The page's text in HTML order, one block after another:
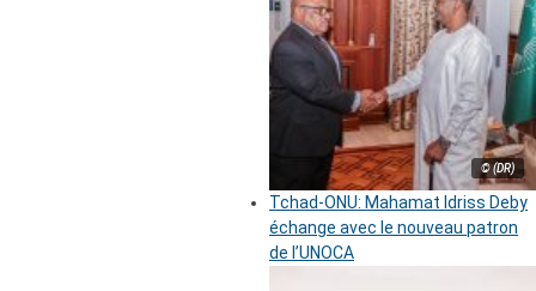
© (DR)
Tchad-ONU: Mahamat Idriss Deby
échange avec le nouveau patron
de l’UNOCA